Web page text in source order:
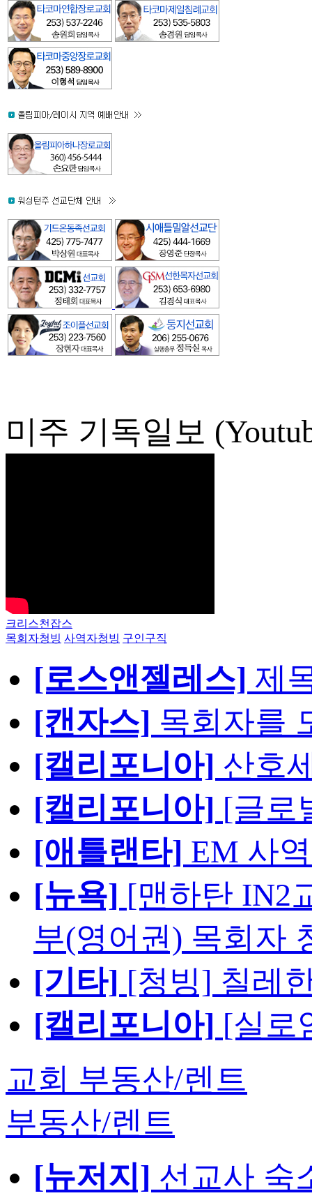
미주 기독일보
크리스천잡스
목회자청빙 사역자청빙 구인구직
[로스앤젤레스] 제
[캔자스] 목회자를
[캘리포니아] 산호
[캘리포니아] [글로
[애틀랜타] EM 사
[뉴욕] [맨하탄 IN2
부(영어권) 목회자
[기타] [청빙] 칠레
[캘리포니아] [실로
교회 부동산/렌트
부동산/렌트
[뉴저지] 선교사 숙